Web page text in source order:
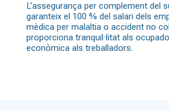
L’assegurança per complement del
garanteix el 100 % del salari dels
mèdica per malaltia o accident no
proporciona tranquil·litat als
econòmica als treballadors.